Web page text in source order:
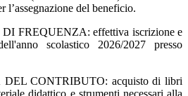
l’assegnazione del beneficio.
FREQUENZA: effettiva iscrizione e
scolastico 2026/2027 presso
CONTRIBUTO: acquisto di libri